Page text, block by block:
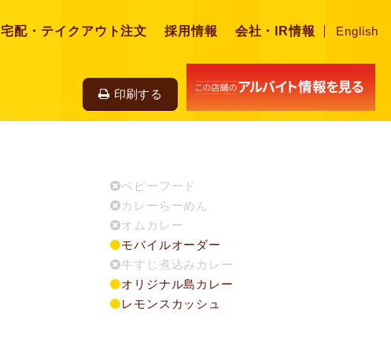
English
宅配・テイクアウト注文 採用情報 会社・IR情報
印刷する
ベビーフード
カレーらーめん
オムカレー
モバイルオーダー
牛すじ煮込みカレー
オリジナル島カレー
レモンスカッシュ